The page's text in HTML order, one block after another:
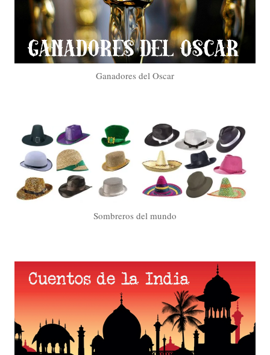
Ganadores del Oscar
Sombreros del mundo